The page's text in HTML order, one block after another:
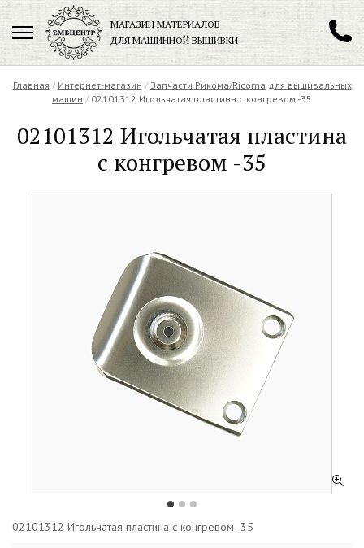
МАГАЗИН МАТЕРИАЛОВ
ДЛЯ МАШИННОЙ ВЫШИВКИ
+7 (901) 271-89-89
Заказать обратный звонок
Главная / Интернет-магазин / Запчасти Рикома/Ricoma для вышивальных
машин / 02101312 Игольчатая пластина с конгревом -35
02101312 Игольчатая пластина
с конгревом -35
02101312 Игольчатая пластина с конгревом -35